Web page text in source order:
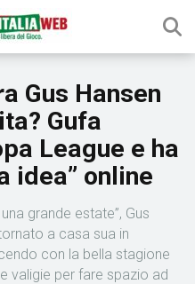
Gus Hansen
Gufa
League e ha
idea” online
grande estate”, Gus
a casa sua in
con la bella stagione
valigie per fare spazio ad